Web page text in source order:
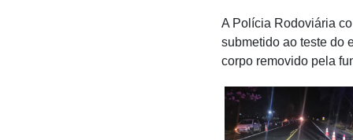
A Polícia Rodoviária
submetido ao teste do
corpo removido pela